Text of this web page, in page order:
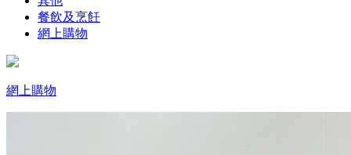
餐飲及烹飪
網上購物
網上購物